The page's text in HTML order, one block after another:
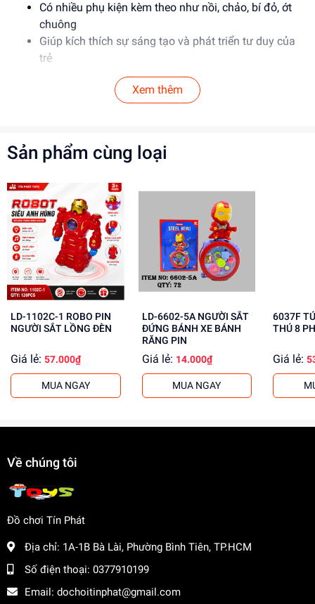
Có nhiều phụ kiện kèm theo như nồi, chảo, bí đỏ, ớt
chuông
Giúp kích thích sự sáng tạo và phát triển tư duy của
trẻ
Thông Số Sản Phẩm
Chất liệu: PVC
Độ tuổi phù hợp: 3-6 tuổi
Hướng Dẫn Sử Dụng
Hướng dẫn trẻ sử dụng lò nướng và các dụng cụ nấu
ăn một cách an toàn
Khuyến khích trẻ sử dụng đồ chơi theo cách sáng tạo
và an toàn
Luôn giám sát trẻ khi chơi để đảm bảo an toàn
Lợi Ích Phát Triển
Phát triển tư duy và khả năng sáng tạo của trẻ
Giúp trẻ học cách sử dụng các thiết bị nhà bếp một
cách an toàn
Tăng cường khả năng phối hợp và tư duy logic
Xem thêm
Sản phẩm cùng loại
LD-1102C-1 ROBO PIN
NGƯỜI SẮT LỒNG ĐÈN
Giá lẻ: 57.000₫
MUA NGAY
LD-6602-5A NGƯỜI SẮT
ĐỨNG BÁNH XE BÁNH
RĂNG PIN
Giá lẻ: 14.000₫
MUA NGAY
6037F
THÚ 8
Giá lẻ:
Về chúng tôi
Đồ chơi Tín Phát
Địa chỉ: 1A-1B Bà Lài, Phường Bình Tiên, TP.HCM
Số điện thoại: 0377910199
Email: dochoitinphat@gmail.com